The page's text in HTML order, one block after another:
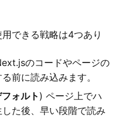
できる戦略は4つあり
のコードやページの
前に読み込みます。
ォルト ) ページ上でハ
た後、早い段階で読み